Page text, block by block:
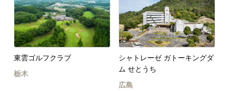
東雲ゴルフクラブ
栃木
シャトレーゼ ガトーキングダ
ム せとうち
広島